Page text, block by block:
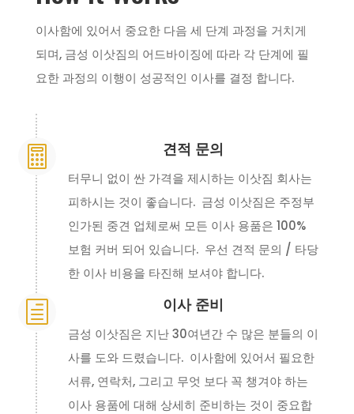
이사함에 있어서 중요한 다음 세 단계 과정을 거치게
되며, 금성 이삿짐의 어드바이징에 따라 각 단계에 필
요한 과정의 이행이 성공적인 이사를 결정 합니다.
 견적 문의
터무니 없이 싼 가격을 제시하는 이삿짐 회사는
피하시는 것이 좋습니다. 금성 이삿짐은 주정부
인가된 중견 업체로써 모든 이사 용품은 100%
보험 커버 되어 있습니다. 우선 견적 문의 / 타당
한 이사 비용을 타진해 보셔야 합니다.
h 이사 준비
금성 이삿짐은 지난 30여년간 수 많은 분들의 이
사를 도와 드렸습니다. 이사함에 있어서 필요한
서류, 연락처, 그리고 무엇 보다 꼭 챙겨야 하는
이사 용품에 대해 상세히 준비하는 것이 중요합